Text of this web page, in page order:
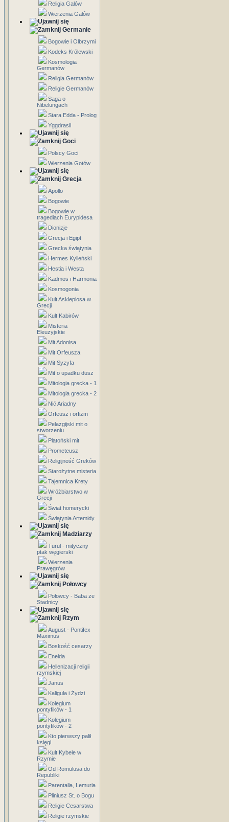
Religia Galów
Wierzenia Galów
Germanie
Bogowie i Olbrzymi
Kodeks Królewski
Kosmologia
Germanów
Religia Germanów
Religie Germanów
Saga o
Nibelungach
Stara Edda - Prolog
Yggdrasil
Goci
Polscy Goci
Wierzenia Gotów
Grecja
Apollo
Bogowie
Bogowie w
tragediach Eurypidesa
Dionizje
Grecja i Egipt
Grecka świątynia
Hermes Kylleński
Hestia i Westa
Kadmos i Harmonia
Kosmogonia
Kult Asklepiosa w
Grecji
Kult Kabirów
Misteria
Eleuzyjskie
Mit Adonisa
Mit Orfeusza
Mit Syzyfa
Mit o upadku dusz
Mitologia grecka - 1
Mitologia grecka - 2
Nić Ariadny
Orfeusz i orfizm
Pelazgijski mit o
stworzeniu
Platoński mit
Prometeusz
Religijność Greków
Starożytne misteria
Tajemnica Krety
Wróżbiarstwo w
Grecji
Świat homerycki
Świątynia Artemidy
Madziarzy
Turul - mityczny
ptak węgierski
Wierzenia
Prawęgrów
Połowcy
Połowcy - Baba ze
Stadnicy
Rzym
August - Pontifex
Maximus
Boskość cesarzy
Eneida
Hellenizacji religii
rzymskiej
Janus
Kaligula i Żydzi
Kolegium
pontyfików - 1
Kolegium
pontyfików - 2
Kto pierwszy palił
księgi
Kult Kybele w
Rzymie
Od Romulusa do
Republiki
Parentalia, Lemuria
Pliniusz St. o Bogu
Religie Cesarstwa
Religie rzymskie